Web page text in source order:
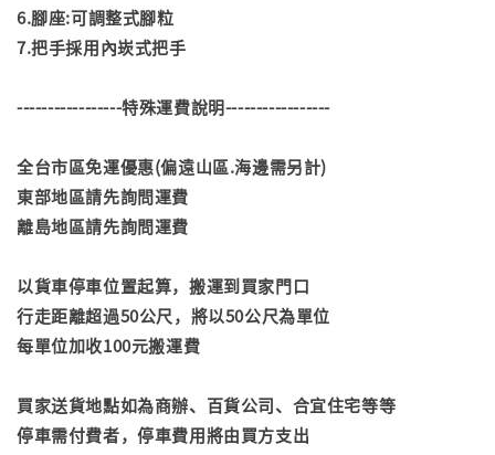
6.腳座:可調整式腳粒
7.把手採用內崁式把手
-----------------特殊運費說明-----------------
全台市區免運優惠(偏遠山區.海邊需另計)
東部地區請先詢問運費
離島地區請先詢問運費
以貨車停車位置起算，搬運到買家門口
行走距離超過50公尺，將以50公尺為單位
每單位加收100元搬運費
買家送貨地點如為商辦、百貨公司、合宜住宅等等
停車需付費者，停車費用將由買方支出